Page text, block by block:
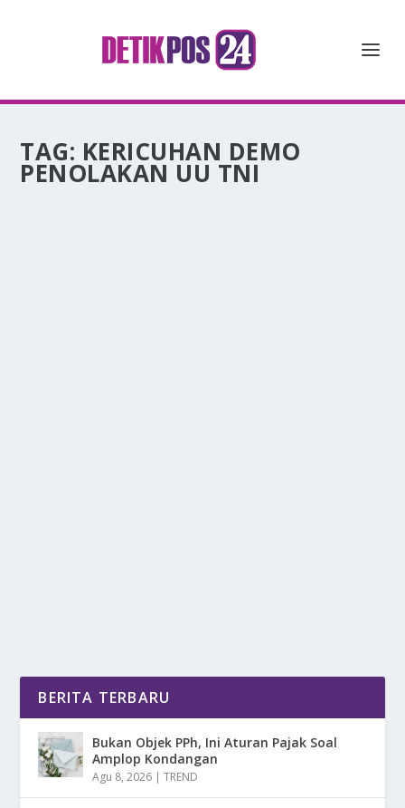
TAG: KERICUHAN DEMO
PENOLAKAN UU TNI
BERITA TERBARU
Bukan Objek PPh, Ini Aturan Pajak Soal
Amplop Kondangan
Agu 8, 2026 |TREND